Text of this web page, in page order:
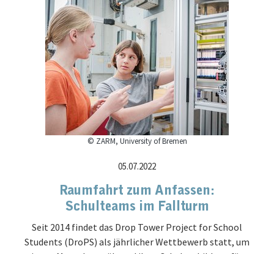
© ZARM, University of Bremen
05.07.2022
Raumfahrt zum Anfassen:
Schulteams im Fallturm
Seit 2014 findet das Drop Tower Project for School
Students (DroPS) als jährlicher Wettbewerb statt, um